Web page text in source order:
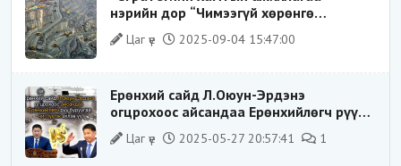
нэрийн дор “Чимээгүй хөрөнгө
хуримтлал”
Цаг үе 2025-09-04 15:47:00
Ерөнхий сайд Л.Оюун-Эрдэнэ
огцрохоос айсандаа Ерөнхийлөгч рүү
буруугаа чиглүүлж эхлэв үү
Цаг үе 2025-05-27 20:57:41 1